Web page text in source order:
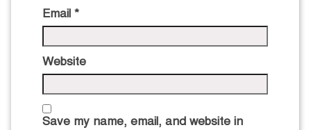
Email *
Website
Save my name, email, and website in